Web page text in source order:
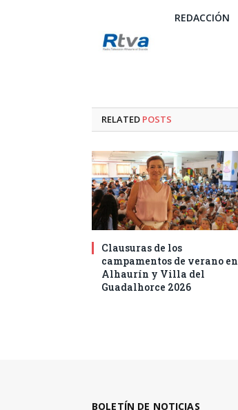
REDACCIÓN
RELATED POSTS
Clausuras de los
campamentos de verano en
Alhaurín y Villa del
Guadalhorce 2026
BOLETÍN DE NOTICIAS